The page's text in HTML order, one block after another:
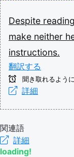
Despite reading
make neither
instructions.
翻訳する
聞き取れるよう
詳細
関連語
詳細
loading!